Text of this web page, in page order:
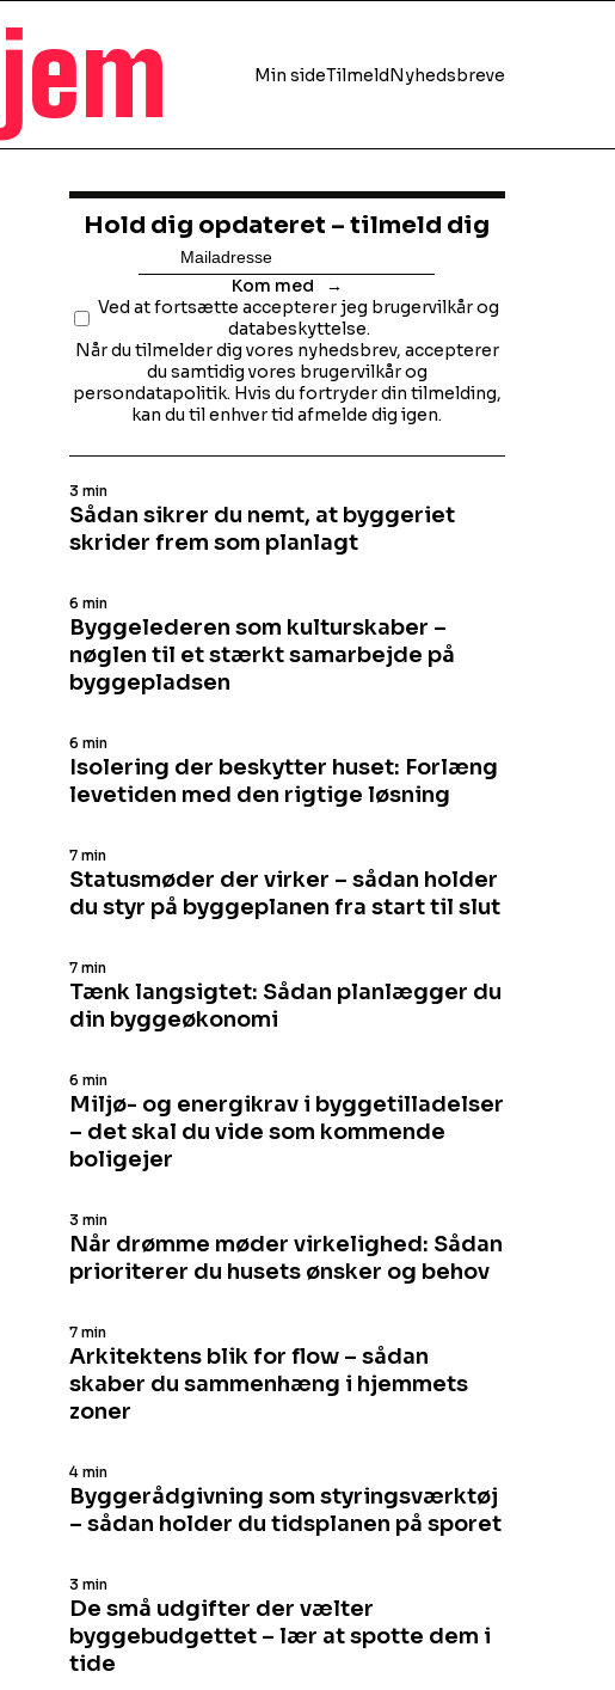
Min sideTilmeldNyhedsbreve
Hold dig opdateret – tilmeld dig
Kom med
Ved at fortsætte accepterer jeg brugervilkår og
databeskyttelse.
Når du tilmelder dig vores nyhedsbrev, accepterer
du samtidig vores brugervilkår og
persondatapolitik. Hvis du fortryder din tilmelding,
kan du til enhver tid afmelde dig igen.
Sådan sikrer du nemt, at byggeriet
skrider frem som planlagt
3 min
Byggelederen som kulturskaber –
nøglen til et stærkt samarbejde på
byggepladsen
6 min
Isolering der beskytter huset: Forlæng
levetiden med den rigtige løsning
6 min
Statusmøder der virker – sådan holder
du styr på byggeplanen fra start til slut
7 min
Tænk langsigtet: Sådan planlægger du
din byggeøkonomi
7 min
Miljø- og energikrav i byggetilladelser
– det skal du vide som kommende
boligejer
6 min
Når drømme møder virkelighed: Sådan
prioriterer du husets ønsker og behov
3 min
Arkitektens blik for flow – sådan
skaber du sammenhæng i hjemmets
zoner
7 min
Byggerådgivning som styringsværktøj
– sådan holder du tidsplanen på sporet
4 min
De små udgifter der vælter
byggebudgettet – lær at spotte dem i
tide
3 min